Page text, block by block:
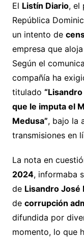
El Listín Diario, el
República
un intento de
empresa que
Según el
compañía ha
titulado
que le imputa el
Medusa”, bajo la
transmisiones en
La nota en
2024, informaba
de Lisandro José
de corrupción
difundida por
momento, lo que